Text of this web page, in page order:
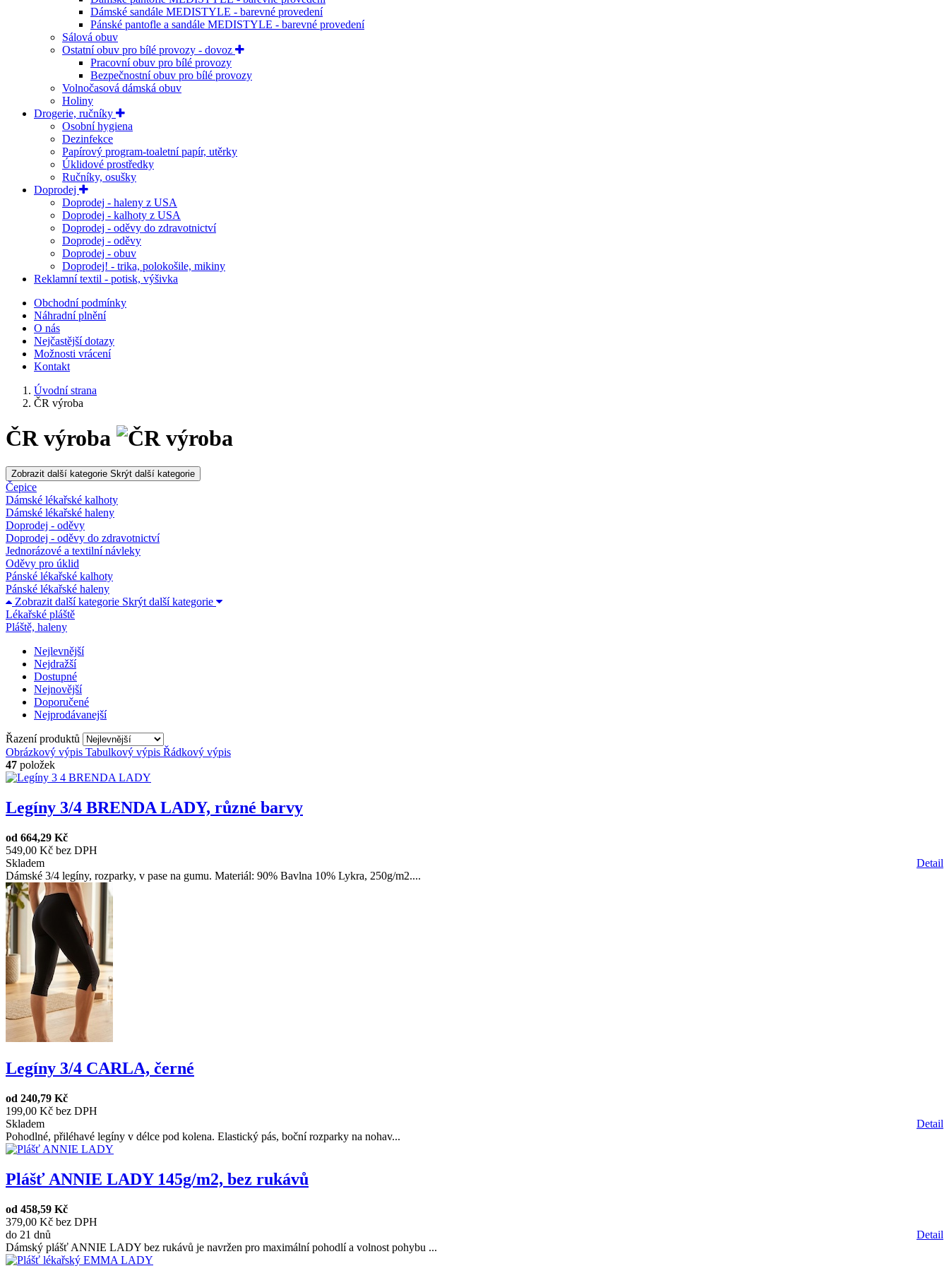
Dámské sandále MEDISTYLE - barevné provedení
Pánské pantofle a sandále MEDISTYLE - barevné provedení
Sálová obuv
Ostatní obuv pro bílé provozy - dovoz
Pracovní obuv pro bílé provozy
Bezpečnostní obuv pro bílé provozy
Volnočasová dámská obuv
Holiny
Drogerie, ručníky
Osobní hygiena
Dezinfekce
Papírový program-toaletní papír, utěrky
Úklidové prostředky
Ručníky, osušky
Doprodej
Doprodej - haleny z USA
Doprodej - kalhoty z USA
Doprodej - oděvy do zdravotnictví
Doprodej - oděvy
Doprodej - obuv
Doprodej! - trika, polokošile, mikiny
Reklamní textil - potisk, výšivka
Obchodní podmínky
Náhradní plnění
O nás
Nejčastější dotazy
Možnosti vrácení
Kontakt
Úvodní strana
ČR výroba
ČR výroba
Zobrazit další kategorie Skrýt další kategorie
Čepice
Dámské lékařské kalhoty
Dámské lékařské haleny
Doprodej - oděvy
Doprodej - oděvy do zdravotnictví
Jednorázové a textilní návleky
Oděvy pro úklid
Pánské lékařské kalhoty
Pánské lékařské haleny
Zobrazit další kategorie Skrýt další kategorie
Lékařské pláště
Pláště, haleny
Nejlevnější
Nejdražší
Dostupné
Nejnovější
Doporučené
Nejprodávanejší
Řazení produktů
Obrázkový výpis Tabulkový výpis Řádkový výpis
47 položek
Legíny 3/4 BRENDA LADY, různé barvy
od 664,29 Kč
549,00 Kč bez DPH
Detail
Skladem
Dámské 3/4 legíny, rozparky, v pase na gumu. Materiál: 90% Bavlna 10% Lykra, 250g/m2....
Legíny 3/4 CARLA, černé
od 240,79 Kč
199,00 Kč bez DPH
Detail
Skladem
Pohodlné, přiléhavé legíny v délce pod kolena. Elastický pás, boční rozparky na nohav...
Plášť ANNIE LADY 145g/m2, bez rukávů
od 458,59 Kč
379,00 Kč bez DPH
Detail
do 21 dnů
Dámský plášť ANNIE LADY bez rukávů je navržen pro maximální pohodlí a volnost pohybu ...